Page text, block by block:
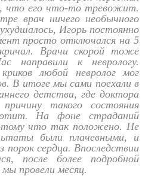
что его что-то тревожит.
врач ничего необычного
Игорь постоянно
просто отключался на 5
Врачи скорой тоже
направили к неврологу.
любой невролог мог
В итоге мы сами поехали в
детства, где доктора
такого состояния
На фоне страданий
что так положено. Не
были плачевными, и
порок сердца. Впоследствии
после более подробной
провели месяц.